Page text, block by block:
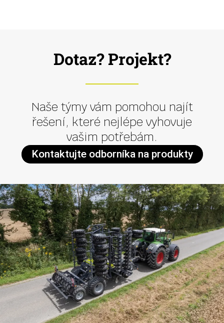
Dotaz? Projekt?
Naše týmy vám pomohou najít
řešení, které nejlépe vyhovuje
vašim potřebám.
Kontaktujte odborníka na produkty